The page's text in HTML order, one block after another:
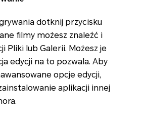
dotknij przycisku
filmy możesz znaleźć i
Pliki lub Galerii. Możesz je
edycji na to pozwala. Aby
opcje edycji,
aplikacji innej